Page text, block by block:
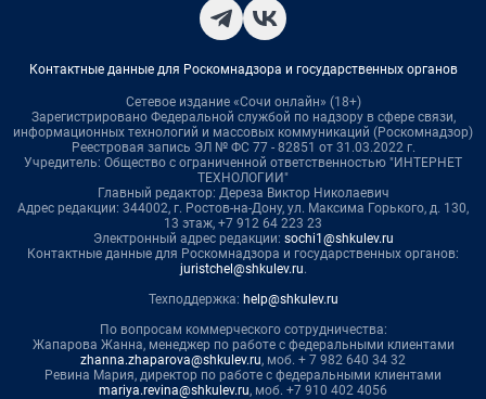
Контактные данные для Роскомнадзора и государственных органов
Сетевое издание «Сочи онлайн» (18+)
Зарегистрировано Федеральной службой по надзору в сфере связи,
информационных технологий и массовых коммуникаций (Роскомнадзор)
Реестровая запись ЭЛ № ФС 77 - 82851 от 31.03.2022 г.
Учредитель: Общество с ограниченной ответственностью "ИНТЕРНЕТ
ТЕХНОЛОГИИ"
Главный редактор: Дереза Виктор Николаевич
Адрес редакции: 344002, г. Ростов-на-Дону, ул. Максима Горького, д. 130,
13 этаж, +7 912 64 223 23
Электронный адрес редакции: sochi1@shkulev.ru
Контактные данные для Роскомнадзора и государственных органов:
juristchel@shkulev.ru.
Техподдержка: help@shkulev.ru
По вопросам коммерческого сотрудничества:
Жапарова Жанна, менеджер по работе с федеральными клиентами
zhanna.zhaparova@shkulev.ru, моб. + 7 982 640 34 32
Ревина Мария, директор по работе с федеральными клиентами
mariya.revina@shkulev.ru, моб. +7 910 402 4056